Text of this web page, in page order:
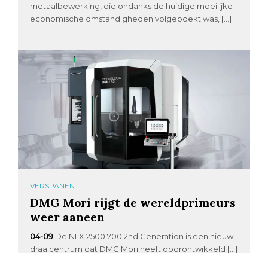
metaalbewerking, die ondanks de huidige moeilijke
economische omstandigheden volgeboekt was, […]
VERSPANEN
DMG Mori rijgt de wereldprimeurs
weer aaneen
04-09 De NLX 2500|700 2nd Generation is een nieuw
draaicentrum dat DMG Mori heeft doorontwikkeld […]